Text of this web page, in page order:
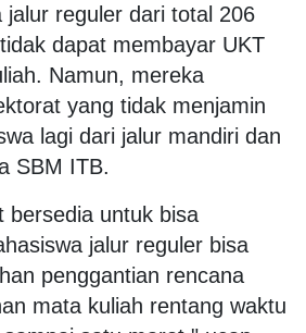
jalur reguler dari total 206
dapat membayar UKT
Namun, mereka
yang tidak menjamin
lagi dari jalur mandiri dan
SBM ITB.
bersedia untuk bisa
jalur reguler bisa
penggantian rencana
mata kuliah rentang waktu